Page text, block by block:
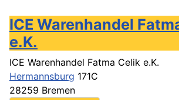
ICE Warenhandel
e.K.
ICE Warenhandel Fatma Celik e.K.
Hermannsburg 171C
28259 Bremen